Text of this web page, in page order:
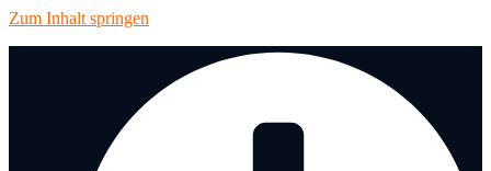
Zum Inhalt springen